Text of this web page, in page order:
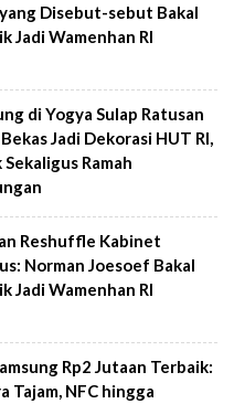
Disebut-sebut Bakal
Jadi Wamenhan RI
di Yogya Sulap Ratusan
Jadi Dekorasi HUT RI,
Ramah
Reshuffle Kabinet
Norman Joesoef Bakal
Jadi Wamenhan RI
Rp2 Jutaan Terbaik:
Tajam, NFC hingga